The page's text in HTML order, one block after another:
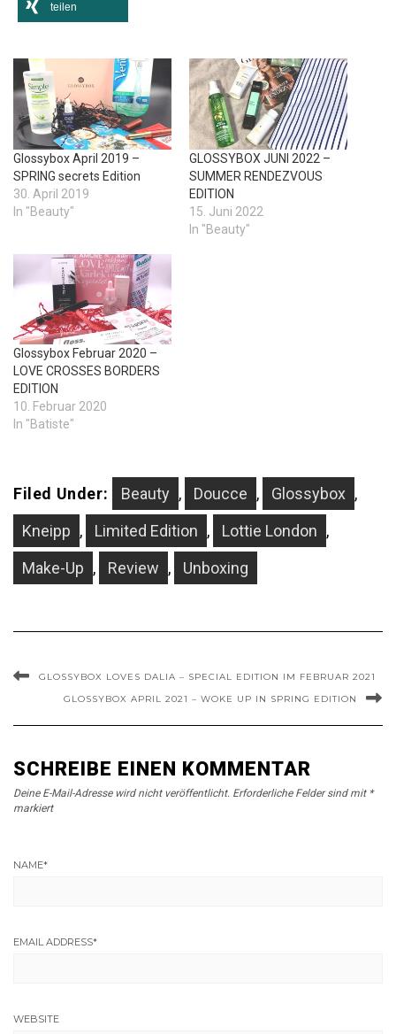
teilen
Glossybox April 2019 –
SPRING secrets Edition
30. April 2019
In "Beauty"
GLOSSYBOX JUNI 2022 –
SUMMER RENDEZVOUS
EDITION
15. Juni 2022
In "Beauty"
Glossybox Februar 2020 –
LOVE CROSSES BORDERS
EDITION
10. Februar 2020
In "Batiste"
Filed Under: Beauty , Doucce , Glossybox ,
Kneipp , Limited Edition , Lottie London ,
Make-Up , Review , Unboxing
GLOSSYBOX LOVES DALIA – SPECIAL EDITION IM FEBRUAR 2021
GLOSSYBOX APRIL 2021 – WOKE UP IN SPRING EDITION
SCHREIBE EINEN KOMMENTAR
Deine E-Mail-Adresse wird nicht veröffentlicht. Erforderliche Felder sind mit *
markiert
NAME*
EMAIL ADDRESS*
WEBSITE